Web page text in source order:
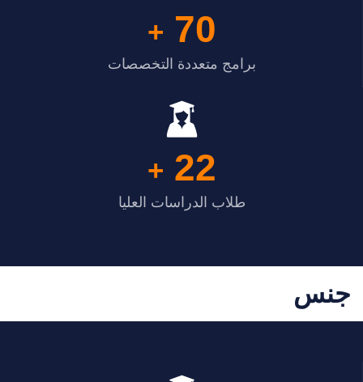
70
+
برامج متعددة التخصصات
22
+
طلاب الدراسات العليا
جنس